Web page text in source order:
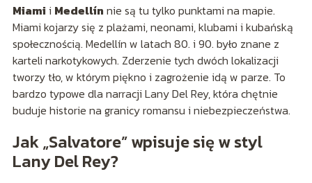
Miami i Medellín nie są tu tylko punktami na mapie.
Miami kojarzy się z plażami, neonami, klubami i kubańską
społecznością. Medellín w latach 80. i 90. było znane z
karteli narkotykowych. Zderzenie tych dwóch lokalizacji
tworzy tło, w którym piękno i zagrożenie idą w parze. To
bardzo typowe dla narracji Lany Del Rey, która chętnie
buduje historie na granicy romansu i niebezpieczeństwa.
Jak „Salvatore” wpisuje się w styl
Lany Del Rey?